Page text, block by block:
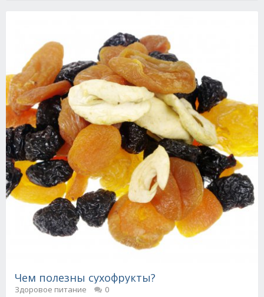
Чем полезны сухофрукты?
Здоровое питание
0